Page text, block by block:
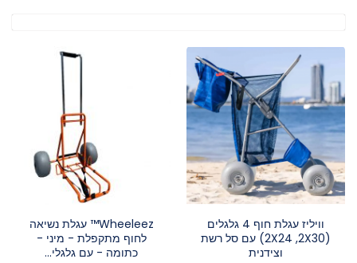
וויליז עגלת חוף 4 גלגלים
(2X24 ,2X30) עם סל רשת
וצידנית
Wheeleez™ עגלת נשיאה
לחוף מתקפלת - מיני -
כתומה - עם גלגלי...